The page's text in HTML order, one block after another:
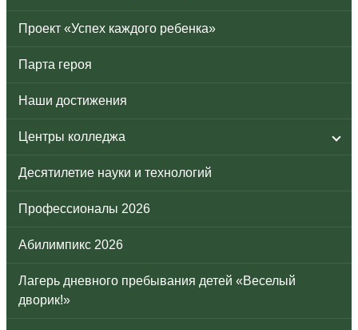
Проект «Успех каждого ребенка»
Парта героя
Наши достижения
Центры колледжа
Десятилетие науки и технологий
Профессионалы 2026
Абилимпикс 2026
Лагерь дневного пребывания детей «Веселый
дворик!»